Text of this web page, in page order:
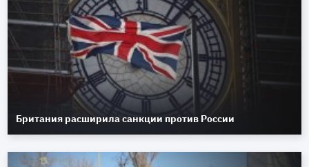
Британия расширила санкции против России